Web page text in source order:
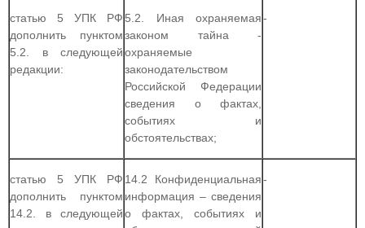
статью 5 УПК РФ
дополнить пунктом
5.2. в следующей
редакции:
5.2. Иная охраняемая
законом тайна -
охраняемые
законодательством
Российской Федерации
сведения о фактах,
событиях и
обстоятельствах;
-
статью 5 УПК РФ
дополнить пунктом
14.2. в следующей
14.2 Конфиденциальная
информация – сведения
о фактах, событиях и
-